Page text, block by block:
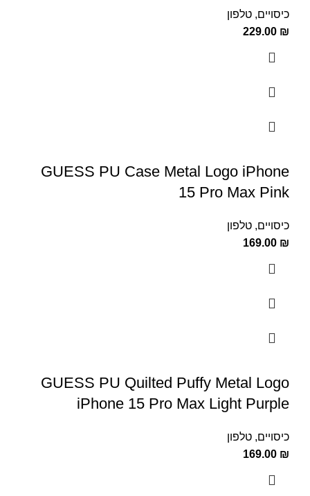
כיסויים, טלפון
229.00 ₪
GUESS PU Case Metal Logo iPhone
15 Pro Max Pink
כיסויים, טלפון
169.00 ₪
GUESS PU Quilted Puffy Metal Logo
iPhone 15 Pro Max Light Purple
כיסויים, טלפון
169.00 ₪